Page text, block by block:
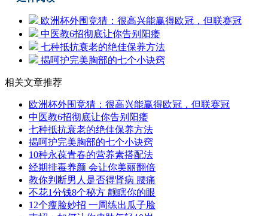
欧洲杯外围竞猜：很高兴能赢得欧冠，但联赛冠
中医教6招彻底让你告别阳痿
七种抵抗衰老的绝佳保养方法
揭呵护完美胸部的七个小诀窍
相关文章推荐
欧洲杯外围竞猜：很高兴能赢得欧冠，但联赛冠
中医教6招彻底让你告别阳痿
七种抵抗衰老的绝佳保养方法
揭呵护完美胸部的七个小诀窍
10种永葆青春的营养素搭配法
经期排毒养颜 会让你美丽翻倍
教你判断男人是否得肾病 腰痛
不花1分钱8个秘方 靓瞎你的眼
12个瘦脸妙招 一周练出瓜子脸